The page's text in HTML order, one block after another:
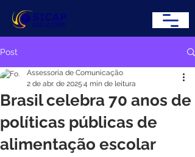
Post
Brasil celebra 70 anos de
políticas públicas de
alimentação escolar
Assessoria de Comunicação
2 de abr. de 2025 4 min de leitura